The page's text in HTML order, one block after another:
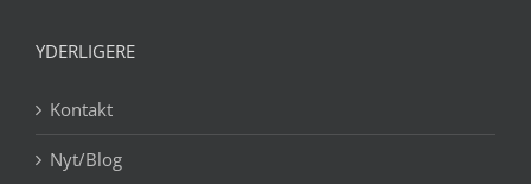
YDERLIGERE
Kontakt
Nyt/Blog